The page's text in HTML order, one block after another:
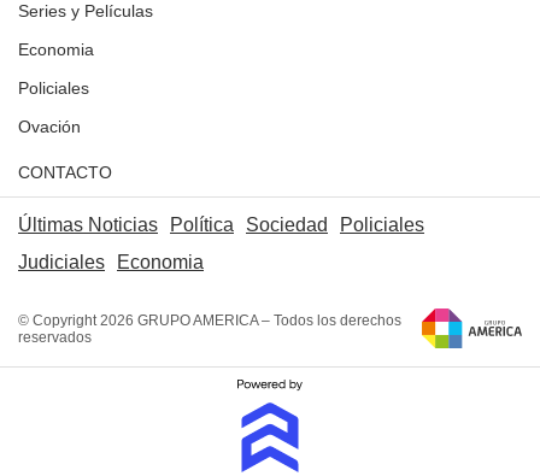
Series y Películas
Economia
Policiales
Ovación
CONTACTO
Últimas Noticias Política Sociedad
Policiales
Judiciales
Economia
© Copyright 2026 GRUPO AMERICA – Todos los derechos
reservados